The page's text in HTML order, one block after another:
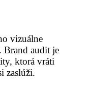
vizuálne
Brand audit je
ktorá vráti
zaslúži.